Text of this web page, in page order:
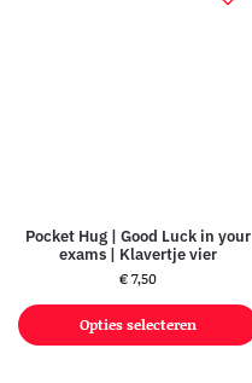
Pocket Hug | Good Luck in your
exams | Klavertje vier
€7,50
Opties selecteren